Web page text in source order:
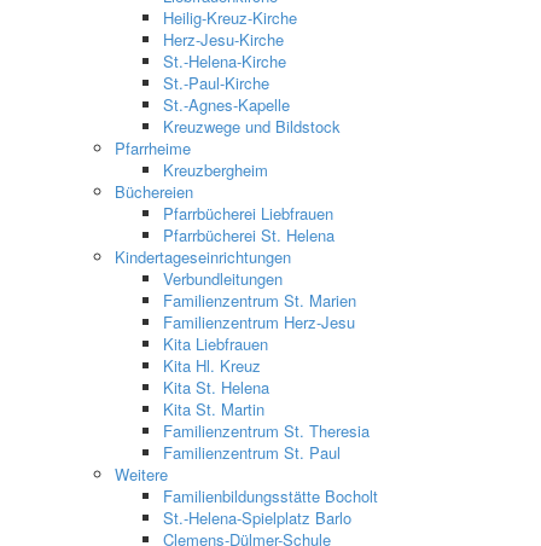
Heilig-Kreuz-Kirche
Herz-Jesu-Kirche
St.-Helena-Kirche
St.-Paul-Kirche
St.-Agnes-Kapelle
Kreuzwege und Bildstock
Pfarrheime
Kreuzbergheim
Büchereien
Pfarrbücherei Liebfrauen
Pfarrbücherei St. Helena
Kindertageseinrichtungen
Verbundleitungen
Familienzentrum St. Marien
Familienzentrum Herz-Jesu
Kita Liebfrauen
Kita Hl. Kreuz
Kita St. Helena
Kita St. Martin
Familienzentrum St. Theresia
Familienzentrum St. Paul
Weitere
Familienbildungsstätte Bocholt
St.-Helena-Spielplatz Barlo
Clemens-Dülmer-Schule